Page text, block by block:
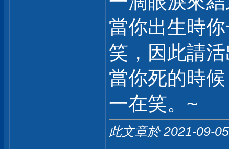
當你出生時
笑，因此請
當你死的時
一在笑。~
此文章於 2021-09-